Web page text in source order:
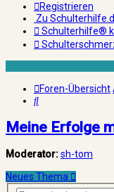
Registrieren
Zu
Schulterhilfe®
Foren-Übersicht
Suche
Meine Erfolge
Moderator:sh-tom
Neues Thema